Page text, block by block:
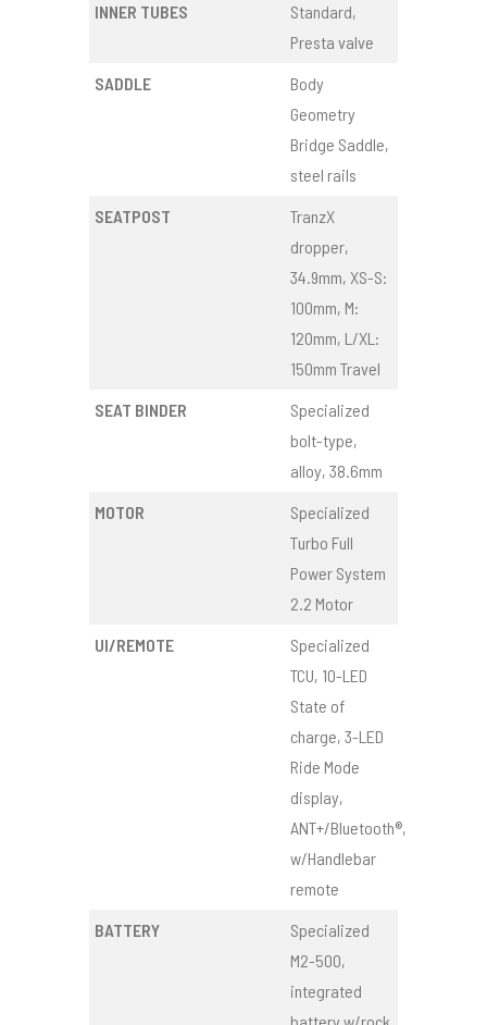
INNER TUBES
Standard,
Presta valve
SADDLE
Body
Geometry
Bridge Saddle,
steel rails
SEATPOST
TranzX
dropper,
34.9mm, XS-S:
100mm, M:
120mm, L/XL:
150mm Travel
SEAT BINDER
Specialized
bolt-type,
alloy, 38.6mm
MOTOR
Specialized
Turbo Full
Power System
2.2 Motor
UI/REMOTE
Specialized
TCU, 10-LED
State of
charge, 3-LED
Ride Mode
display,
ANT+/Bluetooth®,
w/Handlebar
remote
BATTERY
Specialized
M2-500,
integrated